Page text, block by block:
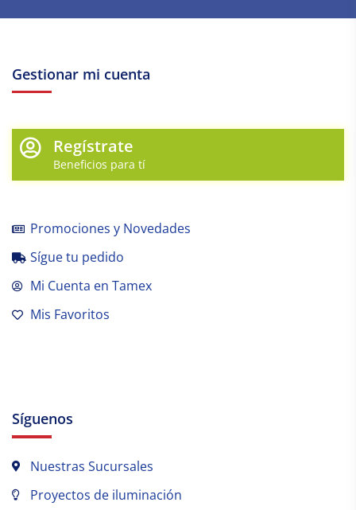
Gestionar mi cuenta
Regístrate
Beneficios para tí
Promociones y Novedades
Sígue tu pedido
Mi Cuenta en Tamex
Mis Favoritos
Síguenos
Nuestras Sucursales
Proyectos de iluminación